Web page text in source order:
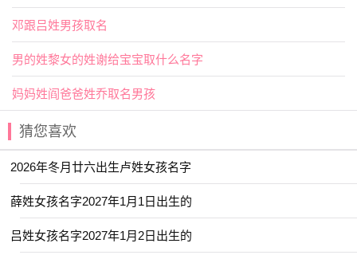
【瑜】指美玉或玉的光泽。用作人名意指美好、耀眼、
有才能之义；
【镐】一种刨土工具。也指镐京，西周的国都；通“皓”。
光明的样子 。用作人名意指朝气、活波、执着之义；
2026年九月初四出生龙姓男孩名字
好名字推荐
【嘉谦】 【炯丞】 【景梵】 【景赫】
【凡阳】 【齐杨】 【明诺】 【承熙】
【昱昕】 【羽熙】 【思澈】 【熙嘉】
邓跟吕姓男孩取名
男的姓黎女的姓谢给宝宝取什么名字
妈妈姓阎爸爸姓乔取名男孩
猜您喜欢
2026年冬月廿六出生卢姓女孩名字
薛姓女孩名字2027年1月1日出生的
吕姓女孩名字2027年1月2日出生的